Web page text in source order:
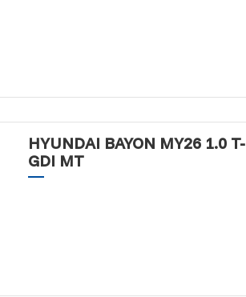
HYUNDAI BAYON MY26 1.0 T-
GDI MT